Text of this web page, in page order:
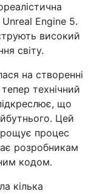
Unreal Engine 5.
високий
світу.
на створенні
технічний
що
Цей
процес
розробникам
кодом.
кілька